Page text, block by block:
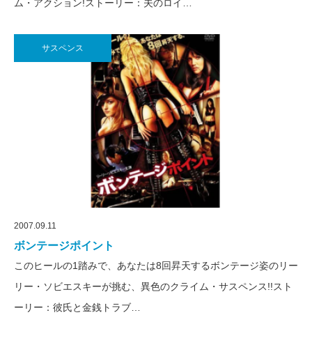
ム・アクション!ストーリー：夫のロイ…
サスペンス
2007.09.11
ボンテージポイント
このヒールの1踏みで、あなたは8回昇天するボンテージ姿のリー
リー・ソビエスキーが挑む、異色のクライム・サスペンス!!スト
ーリー：彼氏と金銭トラブ…